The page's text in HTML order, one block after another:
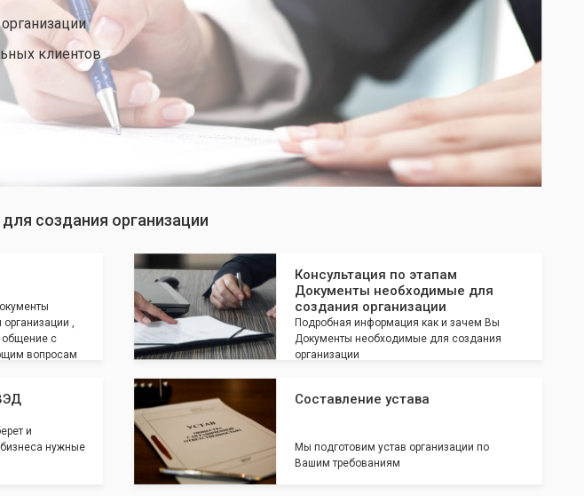
клиентов
создания организации
,
общение с
вопросам
Консультация по этапам
Документы необходимые для
создания организации
Подробная информация как и зачем Вы
Документы необходимые для создания
организации
и
нужные
Составление устава
Мы подготовим устав организации по
Вашим требованиям